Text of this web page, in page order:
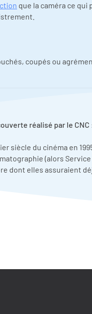
que la caméra ce
coupés ou
réalisé par le CNC
siècle du cinéma en
(alors
dont elles assuraient